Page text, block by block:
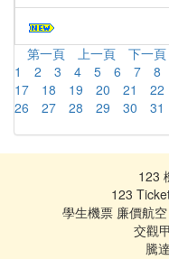
第一頁
上一頁 下一頁
1
2 3 4 5 6 7 8
17
18 19 20 21 22
26
27 28 29 30 31
123
123
學生機票 廉價航
交觀
騰